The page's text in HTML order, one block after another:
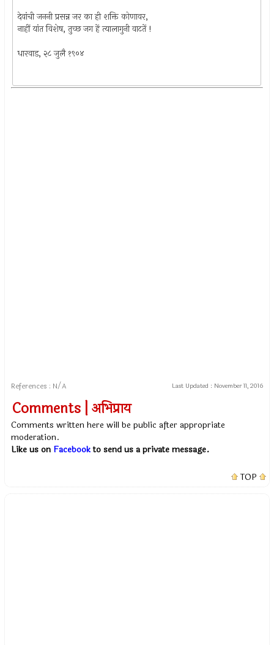
देवांची जननी प्रसन्न जर का ही शक्ति कोणावर,
नाहीं यांत विशेष, तुच्छ जग हें त्यालागुनी वाटतें !
धारवाड, २८ जुलै १९०४
References : N/A Last Updated : November 11, 2016
Comments | अभिप्राय
Comments written here will be public after appropriate
moderation.
Like us on Facebookto send us a private message.
TOP